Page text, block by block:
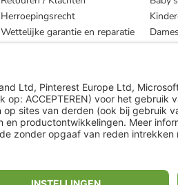
Herroepingsrecht
Wettelijke garantie en reparatie
Dames
Heren
** Alle prijsopgaven zijn inclusief
ᵃ Bij een minimale